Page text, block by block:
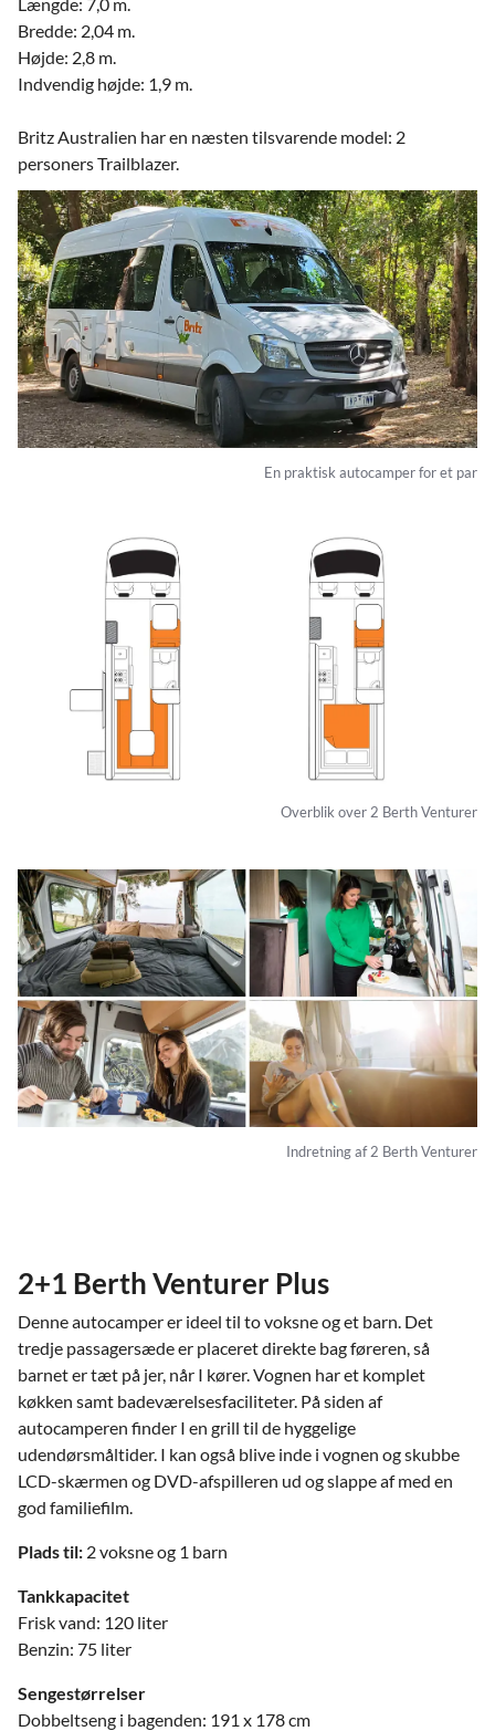
Bredde: 2,04 m.
Højde: 2,8 m.
Indvendig højde: 1,9 m.
Britz Australien har en næsten tilsvarende model: 2
personers Trailblazer.
En praktisk autocamper for et par
Overblik over 2 Berth Venturer
Indretning af 2 Berth Venturer
2+1 Berth Venturer Plus
Denne autocamper er ideel til to voksne og et barn. Det
tredje passagersæde er placeret direkte bag føreren, så
barnet er tæt på jer, når I kører. Vognen har et komplet
køkken samt badeværelsesfaciliteter. På siden af
autocamperen finder I en grill til de hyggelige
udendørsmåltider. I kan også blive inde i vognen og skubbe
LCD-skærmen og DVD-afspilleren ud og slappe af med en
god familiefilm.
Plads til: 2 voksne og 1 barn
Tankkapacitet
Frisk vand: 120 liter
Benzin: 75 liter
Sengestørrelser
Dobbeltseng i bagenden: 191 x 178 cm